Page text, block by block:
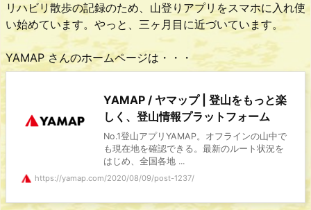
リハビリ散歩の記録のため、山登りアプリをスマホに入れ使
い始めています。やっと、三ヶ月目に近づいています。
YAMAP さんのホームページは・・・
YAMAP / ヤマップ | 登山をもっと楽
しく、登山情報プラットフォーム
No.1登山アプリYAMAP。オフラインの山中で
も現在地を確認できる。最新のルート状況を
はじめ、全国各地 ...
https://yamap.com/2020/08/09/post-1237/